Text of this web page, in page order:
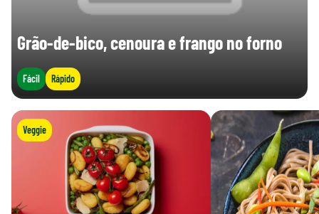
Grão-de-bico, cenoura e frango no forno
Fácil Rápido
Veggie